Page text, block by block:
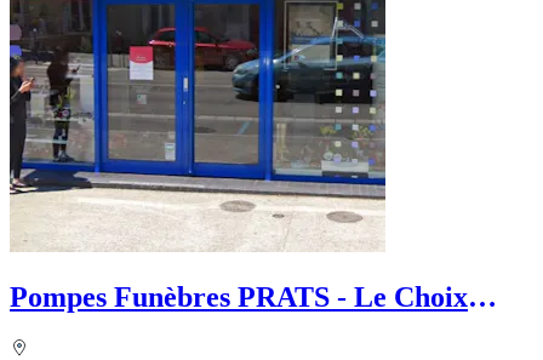
Pompes Funèbres PRATS - Le Choix